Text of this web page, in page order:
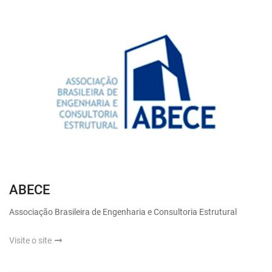
ABECE
Associação Brasileira de Engenharia e Consultoria Estrutural
Visite o site